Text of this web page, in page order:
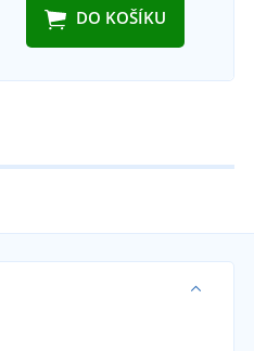
DO KOŠÍKU